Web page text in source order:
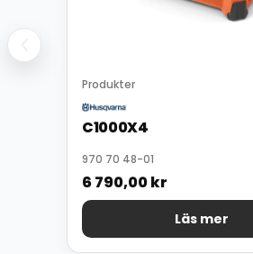
Produkter
C1000X4
970 70 48-01
6 790,00kr
Läs mer